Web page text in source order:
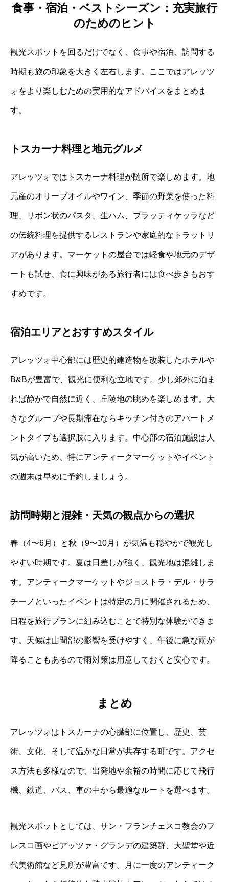
食事・宿泊・ベストシーズン：充実旅行
のためのヒント
観光スポットを回るだけでなく、食事や宿泊、訪問する
時期も旅の印象を大きく左右します。ここではアレッツ
ォをより楽しむための実用的なアドバイスをまとめま
す。
トスカーナ料理と地元グルメ
アレッツォではトスカーナ料理が随所で楽しめます。地
元産のオリーブオイルやワイン、季節の野菜を使った料
理、リボン状のパスタ、生ハム、ブラッティケッラなど
の伝統料理を提供するレストランや家庭的なトラットリ
アがあります。マーケットの屋台では軽食や地元のデザ
ートも試せ、食に興味がある旅行者には食べ歩きもおす
すめです。
宿泊エリアとおすすめスタイル
アレッツォ中心部には歴史的建造物を改装したホテルや
B&Bが豊富で、観光に便利な立地です。少し郊外に泊ま
れば静かで自然に近く、丘陵地の眺めを楽しめます。大
きなグループや長期滞在ならキッチン付きのアパートメ
ントタイプも選択肢に入ります。中心部の宿泊施設は人
気が高いため、特にアンティークマーケットやイベント
の週末は早めに予約しましょう。
訪問時期と混雑・天気の観点からの選択
春（4〜6月）と秋（9〜10月）が気温も穏やかで観光し
やすい時期です。夏は日差しが強く、観光地は混雑しま
す。アンティークマーケットやジョストラ・デル・サラ
チーノといったイベントは特定の月に開催されるため、
日程を旅行プランに組み込むことで特別な体験ができま
す。天候は山間部の影響を受けやすく、午後に急な雨が
降ることもあるので雨対策は用意しておくと安心です。
まとめ
アレッツォはトスカーナの心臓部に位置し、歴史、芸
術、文化、そして温かな日常が共存する町です。アクセ
ス方法も多様なので、出発地や余裕の時間に応じて飛行
機、鉄道、バス、車の中から最適なルートを選べます。
観光スポットとしては、サン・フランチェスコ教会のフ
レスコ画やピアッツァ・グランデの建築群、大聖堂や近
代美術館など見所が豊富です。月に一度のアンティーク